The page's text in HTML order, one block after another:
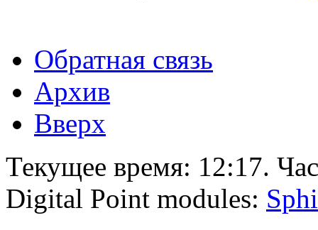
Обратная связь
Архив
Вверх
Текущее время: 12:17.
Digital Point modules: